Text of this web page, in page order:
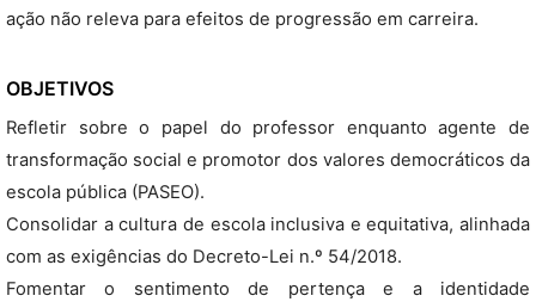
ação não releva para efeitos de progressão em carreira.
OBJETIVOS
Refletir sobre o papel do professor enquanto agente de
transformação social e promotor dos valores democráticos da
escola pública (PASEO).
Consolidar a cultura de escola inclusiva e equitativa, alinhada
com as exigências do Decreto-Lei n.º 54/2018.
Fomentar o sentimento de pertença e a identidade